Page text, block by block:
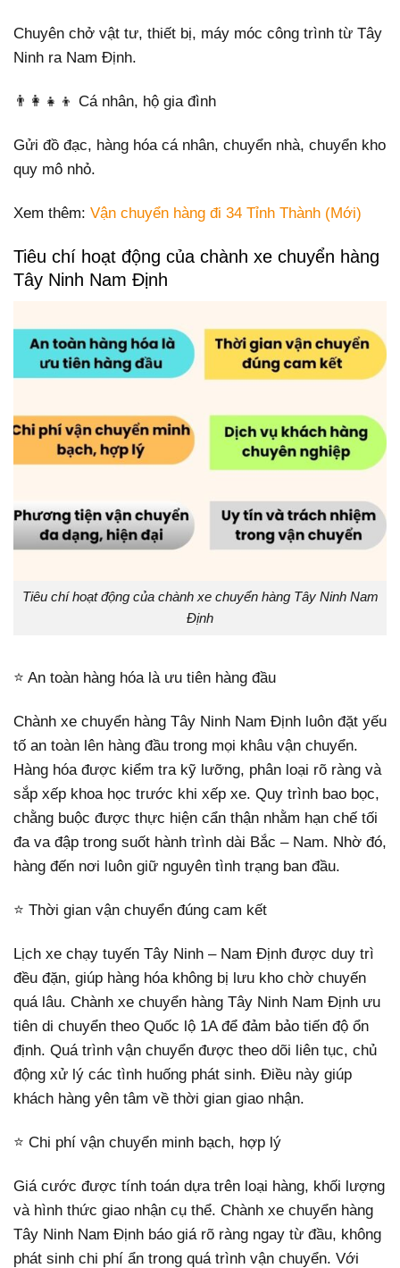
Chuyên chở vật tư, thiết bị, máy móc công trình từ Tây
Ninh ra Nam Định.
👨‍👩‍👧‍👦 Cá nhân, hộ gia đình
Gửi đồ đạc, hàng hóa cá nhân, chuyển nhà, chuyển kho
quy mô nhỏ.
Xem thêm: Vận chuyển hàng đi 34 Tỉnh Thành (Mới)
Tiêu chí hoạt động của chành xe chuyển hàng
Tây Ninh Nam Định
Tiêu chí hoạt động của chành xe chuyển hàng Tây Ninh Nam
Định
⭐ An toàn hàng hóa là ưu tiên hàng đầu
Chành xe chuyển hàng Tây Ninh Nam Định luôn đặt yếu
tố an toàn lên hàng đầu trong mọi khâu vận chuyển.
Hàng hóa được kiểm tra kỹ lưỡng, phân loại rõ ràng và
sắp xếp khoa học trước khi xếp xe. Quy trình bao bọc,
chằng buộc được thực hiện cẩn thận nhằm hạn chế tối
đa va đập trong suốt hành trình dài Bắc – Nam. Nhờ đó,
hàng đến nơi luôn giữ nguyên tình trạng ban đầu.
⭐ Thời gian vận chuyển đúng cam kết
Lịch xe chạy tuyến Tây Ninh – Nam Định được duy trì
đều đặn, giúp hàng hóa không bị lưu kho chờ chuyến
quá lâu. Chành xe chuyển hàng Tây Ninh Nam Định ưu
tiên di chuyển theo Quốc lộ 1A để đảm bảo tiến độ ổn
định. Quá trình vận chuyển được theo dõi liên tục, chủ
động xử lý các tình huống phát sinh. Điều này giúp
khách hàng yên tâm về thời gian giao nhận.
⭐ Chi phí vận chuyển minh bạch, hợp lý
Giá cước được tính toán dựa trên loại hàng, khối lượng
và hình thức giao nhận cụ thể. Chành xe chuyển hàng
Tây Ninh Nam Định báo giá rõ ràng ngay từ đầu, không
phát sinh chi phí ẩn trong quá trình vận chuyển. Với